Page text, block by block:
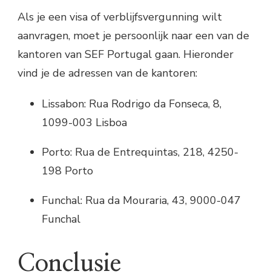
Als je een visa of verblijfsvergunning wilt
aanvragen, moet je persoonlijk naar een van de
kantoren van SEF Portugal gaan. Hieronder
vind je de adressen van de kantoren:
Lissabon: Rua Rodrigo da Fonseca, 8,
1099-003 Lisboa
Porto: Rua de Entrequintas, 218, 4250-
198 Porto
Funchal: Rua da Mouraria, 43, 9000-047
Funchal
Conclusie